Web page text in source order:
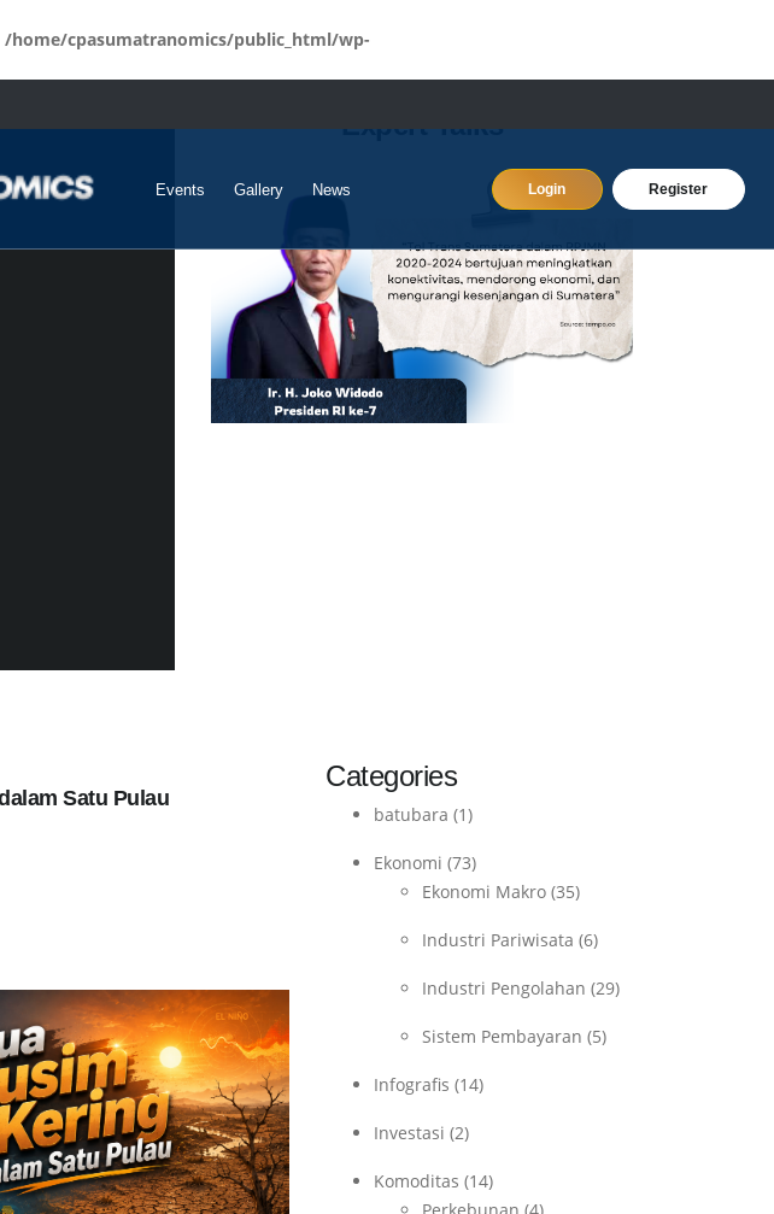
/home/cpasumatranomics/public_html/wp-
Events Gallery News Login Register
Expert Talks
Satu Pulau
Categories
batubara (1)
Ekonomi (73)
Ekonomi Makro (35)
Industri Pariwisata (6)
Industri Pengolahan (29)
Sistem Pembayaran (5)
Infografis (14)
Investasi (2)
Komoditas (14)